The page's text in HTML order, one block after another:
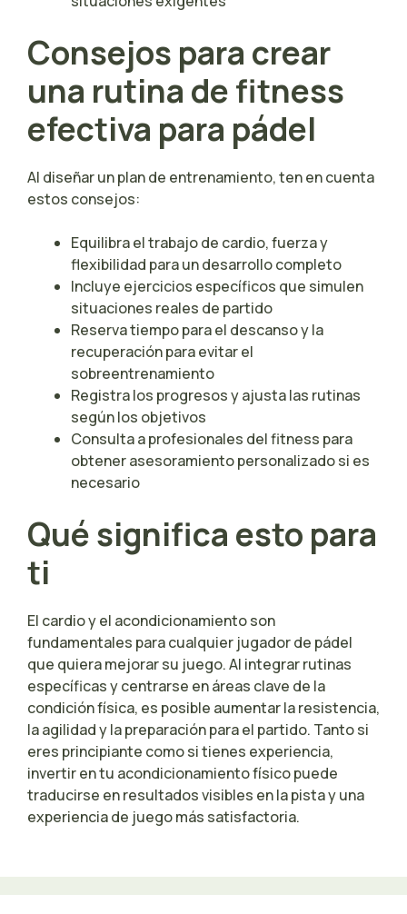
Consejos para crear
una rutina de fitness
efectiva para pádel
Al diseñar un plan de entrenamiento, ten en cuenta
estos consejos:
Equilibra el trabajo de cardio, fuerza y
flexibilidad para un desarrollo completo
Incluye ejercicios específicos que simulen
situaciones reales de partido
Reserva tiempo para el descanso y la
recuperación para evitar el
sobreentrenamiento
Registra los progresos y ajusta las rutinas
según los objetivos
Consulta a profesionales del fitness para
obtener asesoramiento personalizado si es
necesario
Qué significa esto para
ti
El cardio y el acondicionamiento son
fundamentales para cualquier jugador de pádel
que quiera mejorar su juego. Al integrar rutinas
específicas y centrarse en áreas clave de la
condición física, es posible aumentar la resistencia,
la agilidad y la preparación para el partido. Tanto si
eres principiante como si tienes experiencia,
invertir en tu acondicionamiento físico puede
traducirse en resultados visibles en la pista y una
experiencia de juego más satisfactoria.